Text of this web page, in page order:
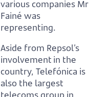
various companies Mr
Fainé was
representing.
Aside from Repsol’s
involvement in the
country, Telefónica is
also the largest
telecoms group in